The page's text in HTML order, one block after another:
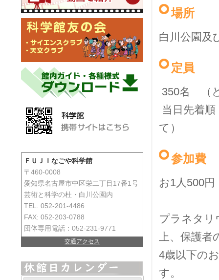
場所
白川公園及
定員
350名 （
当日先着
て）
参加費
お1人500円
プラネタリ
上、保護
4歳以下の
す。
ＦＵＪＩなごや科学館
〒460-0008
愛知県名古屋市中区栄二丁目17番1号
芸術と科学の杜・白川公園内
TEL: 052-201-4486
FAX: 052-203-0788
団体専用電話：052-231-9771
交通アクセス